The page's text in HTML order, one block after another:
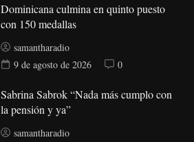
Dominicana culmina en quinto puesto
con 150 medallas
samantharadio
9 de agosto de 2026
0
Sabrina Sabrok “Nada más cumplo con
la pensión y ya”
samantharadio